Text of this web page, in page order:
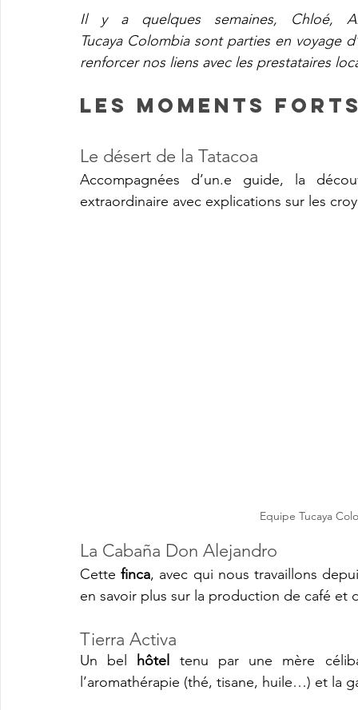
Il y a quelques semaines, Chloé,
Tucaya Colombia sont parties en voyage
renforcer nos liens avec les prestataires
Les moments
Le désert de la Tatacoa
Accompagnées d’un.e guide, la
extraordinaire avec explications sur les
Equipe Tucaya
La Cabaña Don Alejandro
Cette finca, avec qui nous travaillons
en savoir plus sur la production de café et
Tierra Activa
Un bel hôtel tenu par une mère
l’aromathérapie (thé, tisane, huile…) et la